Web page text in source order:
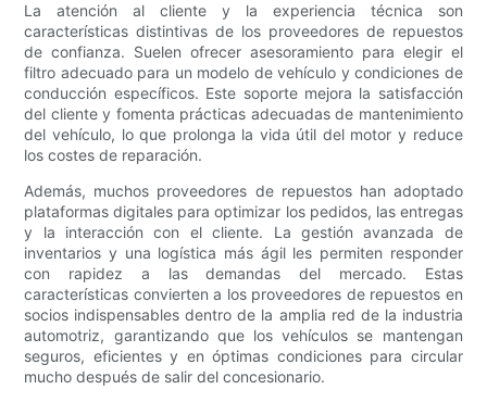
La atención al cliente y la experiencia técnica son
características distintivas de los proveedores de repuestos
de confianza. Suelen ofrecer asesoramiento para elegir el
filtro adecuado para un modelo de vehículo y condiciones de
conducción específicos. Este soporte mejora la satisfacción
del cliente y fomenta prácticas adecuadas de mantenimiento
del vehículo, lo que prolonga la vida útil del motor y reduce
los costes de reparación.
Además, muchos proveedores de repuestos han adoptado
plataformas digitales para optimizar los pedidos, las entregas
y la interacción con el cliente. La gestión avanzada de
inventarios y una logística más ágil les permiten responder
con rapidez a las demandas del mercado. Estas
características convierten a los proveedores de repuestos en
socios indispensables dentro de la amplia red de la industria
automotriz, garantizando que los vehículos se mantengan
seguros, eficientes y en óptimas condiciones para circular
mucho después de salir del concesionario.